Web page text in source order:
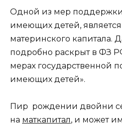
Одной из мер
имеющих детей,
материнского капитала.
подробно раскрыт в ФЗ
мерах государственной
имеющих детей».
Пир рождении двойни
на маткапитал, и может